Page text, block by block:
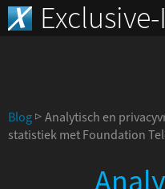
Blog▷ Analytisch en
statistiek met Foundation